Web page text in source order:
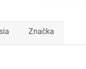
Značka